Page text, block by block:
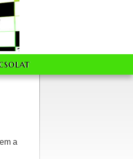
a